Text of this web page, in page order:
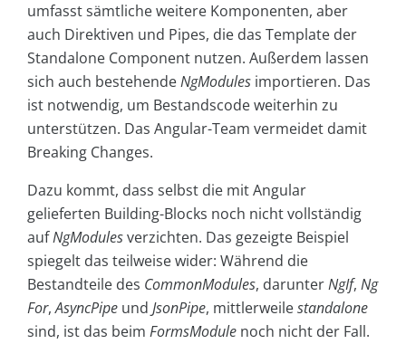
umfasst sämtliche weitere Komponenten, aber
auch Direktiven und Pipes, die das Template der
Standalone Component nutzen. Außerdem lassen
sich auch bestehendeNgModules importieren. Das
ist notwendig, um Bestandscode weiterhin zu
unterstützen. Das Angular-Team vermeidet damit
Breaking Changes.
Dazu kommt, dass selbst die mit Angular
gelieferten Building-Blocks noch nicht vollständig
aufNgModulesverzichten. Das gezeigte Beispiel
spiegelt das teilweise wider: Während die
Bestandteile des CommonModules, darunterNgIf, Ng
For,AsyncPipe und JsonPipe, mittlerweilestandalone
sind, ist das beim FormsModule noch nicht der Fall.